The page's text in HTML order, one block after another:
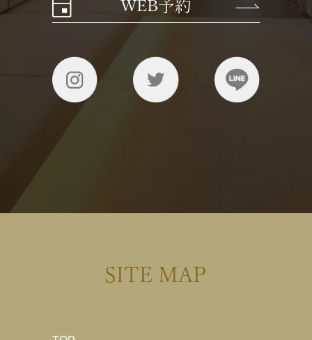
WEB予約
SITE MAP